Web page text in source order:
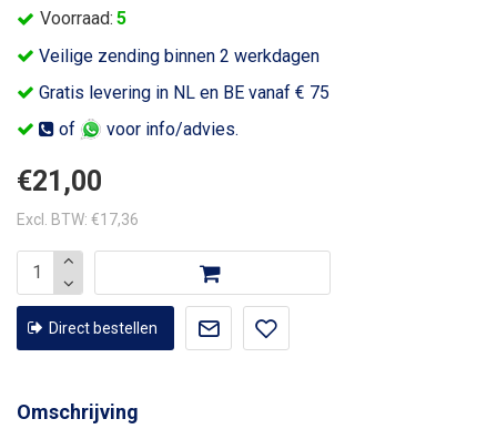
Veilige zending binnen 2 werkdagen
Gratis levering in NL en BE vanaf € 75
of
voor info/advies.
Voorraad: 5
€21,00
Excl. BTW: €17,36
Direct bestellen
Omschrijving